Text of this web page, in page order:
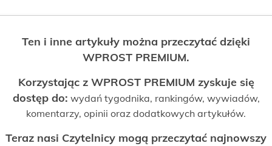
Ten i inne artykuły można przeczytać dzięki
WPROST PREMIUM.
Korzystając z WPROST PREMIUM zyskuje się
dostęp do: wydań tygodnika, rankingów, wywiadów,
komentarzy, opinii oraz dodatkowych artykułów.
Teraz nasi Czytelnicy mogą przeczytać najnowszy